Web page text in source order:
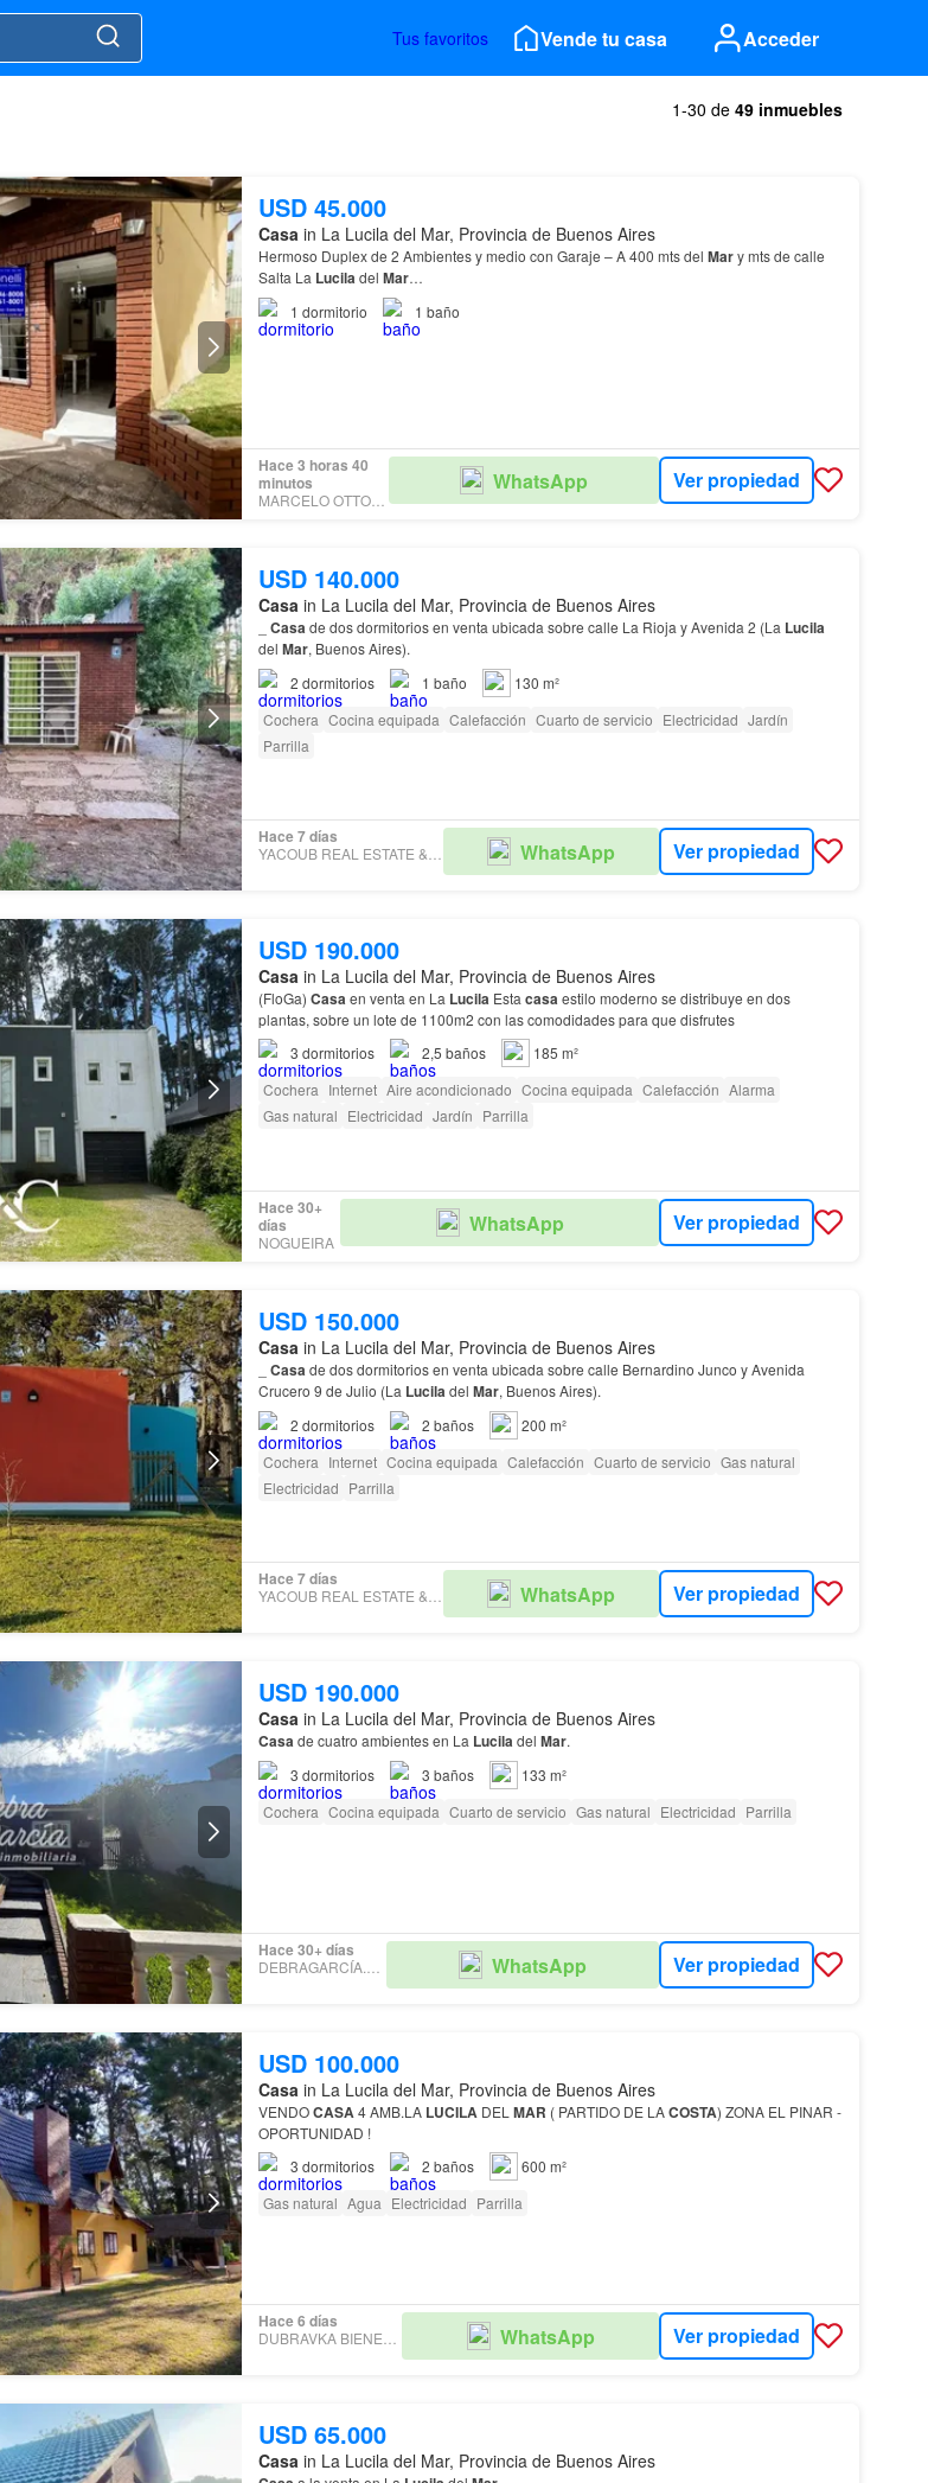
Tus favoritos Vende tu casa Acceder
1-30 de 49 inmuebles
USD 45.000
Casain La Lucila del Mar, Provincia de Buenos Aires
Hermoso Duplex de 2 Ambientes y medio con Garaje – A 400 mts del Mary mts de calle
Salta La Luciladel Mar…
1 dormitorio 1 baño
Hace 3 horas 40
minutos
MARCELO OTTONELLI
WhatsApp Ver propiedad
USD 140.000
Casa in La Lucila del Mar, Provincia de Buenos Aires
Casade dos dormitorios en venta ubicada sobre calle La Rioja y Avenida 2 (La Lucila
del Mar, Buenos Aires).
2 dormitorios 1 baño
130 m²
Cochera Cocina equipada Calefacción Cuarto de servicio Electricidad Jardín
Parrilla
Hace 7 días
YACOUB REAL ESTATE & DEVELOPERS WhatsApp Ver propiedad
USD 190.000
Casa in La Lucila del Mar, Provincia de Buenos Aires
(FloGa) Casaen venta en La Lucila Esta casaestilo moderno se distribuye en dos
plantas, sobre un lote de 1100m2 con las comodidades para que disfrutes
3 dormitorios 2,5 baños
185 m²
Cochera Internet Aire acondicionado Cocina equipada Calefacción Alarma
Gas natural Electricidad Jardín Parrilla
Hace 30+
días
NOGUEIRA
WhatsApp Ver propiedad
USD 150.000
Casa in La Lucila del Mar, Provincia de Buenos Aires
Casade dos dormitorios en venta ubicada sobre calle Bernardino Junco y Avenida
Crucero 9 de Julio (La Luciladel Mar, Buenos Aires).
2 dormitorios 2 baños
200 m²
Cochera Internet Cocina equipada Calefacción Cuarto de servicio Gas natural
Electricidad Parrilla
Hace 7 días
YACOUB REAL ESTATE & DEVELOPERS WhatsApp Ver propiedad
USD 190.000
Casa in La Lucila del Mar, Provincia de Buenos Aires
Casade cuatro ambientes en La Luciladel Mar.
3 dormitorios 3 baños
133 m²
Cochera Cocina equipada Cuarto de servicio Gas natural Electricidad Parrilla
Hace 30+ días
DEBRAGARCÍA.COM.AR WhatsApp Ver propiedad
USD 100.000
Casa in La Lucila del Mar, Provincia de Buenos Aires
VENDOCASA4 AMB.LA LUCILA DEL MAR ( PARTIDO DE LACOSTA) ZONA EL PINAR -
OPORTUNIDAD !
3 dormitorios 2 baños
600 m²
Gas natural Agua Electricidad Parrilla
Hace 6 días
DUBRAVKA BIENES RAÍCES WhatsApp Ver propiedad
USD 65.000
Casa in La Lucila del Mar, Provincia de Buenos Aires